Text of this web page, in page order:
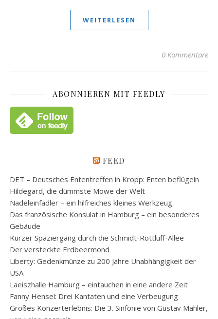
WEITERLESEN
0 Kommentare
ABONNIEREN MIT FEEDLY
FEED
DET – Deutsches Ententreffen in Kropp: Enten beflügeln
Hildegard, die dümmste Möwe der Welt
Nadeleinfädler – ein hilfreiches kleines Werkzeug
Das französische Konsulat in Hamburg – ein besonderes
Gebäude
Kurzer Spaziergang durch die Schmidt-Rottluff-Allee
Der versteckte Erdbeermond
Liberty: Gedenkmünze zu 200 Jahre Unabhängigkeit der
USA
Laeiszhalle Hamburg – eintauchen in eine andere Zeit
Fanny Hensel: Drei Kantaten und eine Verbeugung
Großes Konzerterlebnis: Die 3. Sinfonie von Gustav Mahler,